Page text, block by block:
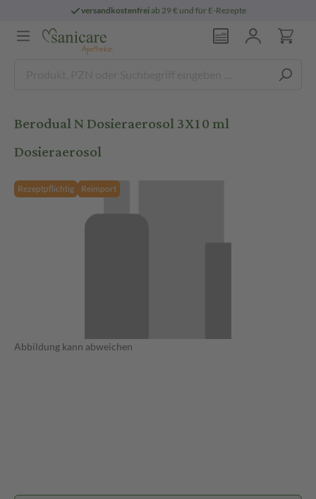
versandkostenfreiab 29 € und für E-Rezepte
Berodual N Dosieraerosol 3X10 ml
Dosieraerosol
Rezeptpflichtig Reimport
Abbildung kann abweichen